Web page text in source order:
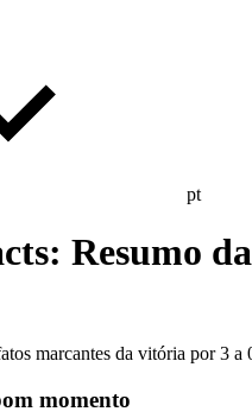
pt
Resumo
marcantes da vitória por 3
momento